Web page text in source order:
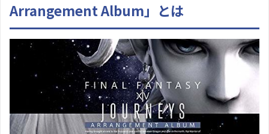
Arrangement Album」とは